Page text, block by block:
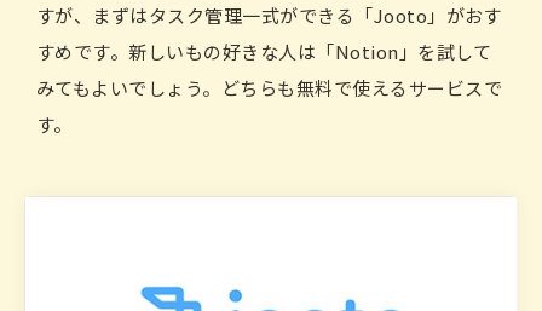
すが、まずはタスク管理一式ができる「Jooto」がおす
すめです。新しいもの好きな人は「Notion」を試して
みてもよいでしょう。どちらも無料で使えるサービスで
す。